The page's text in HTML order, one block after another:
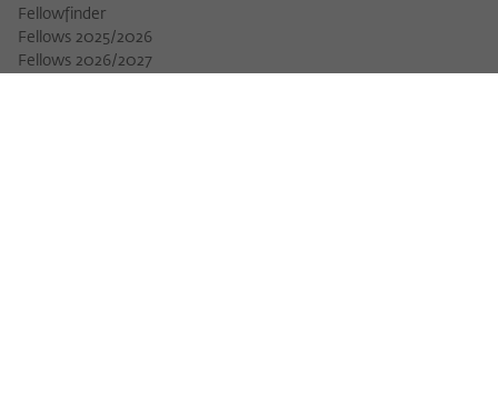
Fellowfinder
Fellows 2025/2026
Fellows 2026/2027